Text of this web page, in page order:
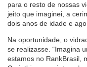
para o resto de nossas
jeito que imaginei, a
dois anos de idade e
Na oportunidade, o
se realizasse. “Imagina
estamos no RankBrasil,